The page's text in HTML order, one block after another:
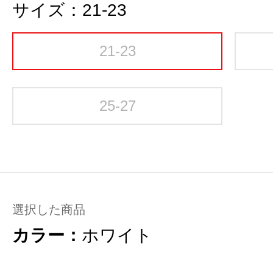
サイズ： 21-23
21-23
25-27
選択した商品
カラー： ホワイト